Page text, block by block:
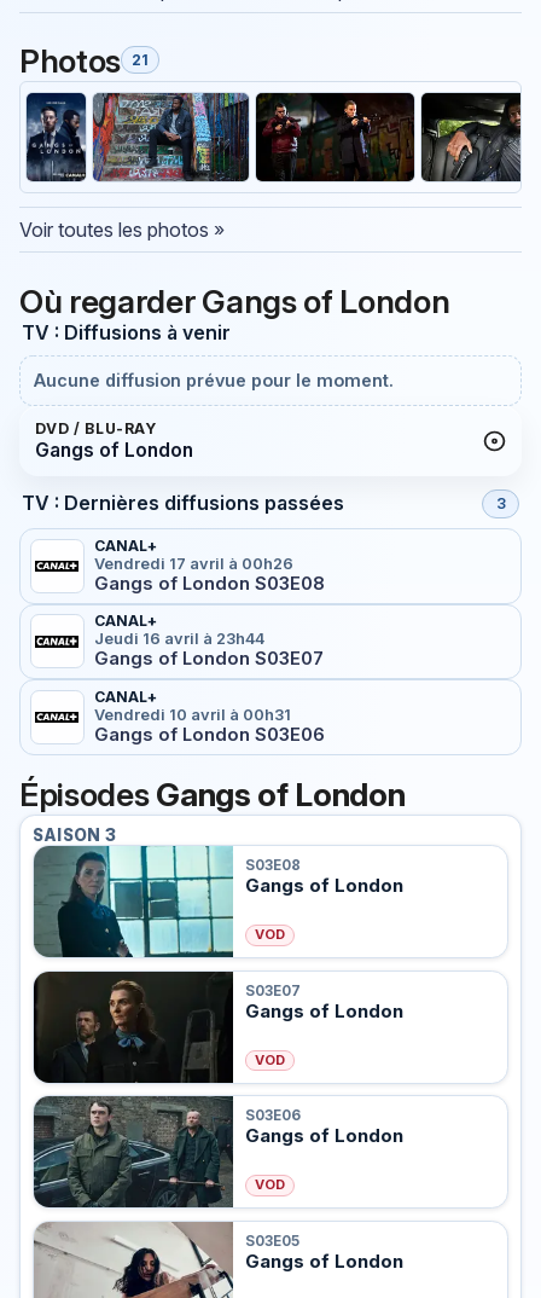
Photos 21
Voir toutes les photos »
Où regarder Gangs of London
TV : Diffusions à venir
Aucune diffusion prévue pour le moment.
DVD / BLU-RAY
Gangs of London
TV : Dernières diffusions passées 3
CANAL+
Vendredi 17 avril à 00h26
Gangs of London S03E08
CANAL+
Jeudi 16 avril à 23h44
Gangs of London S03E07
CANAL+
Vendredi 10 avril à 00h31
Gangs of London S03E06
ÉpisodesGangs of London
SAISON 3
S03E08
Gangs of London
VOD
S03E07
Gangs of London
VOD
S03E06
Gangs of London
VOD
S03E05
Gangs of London